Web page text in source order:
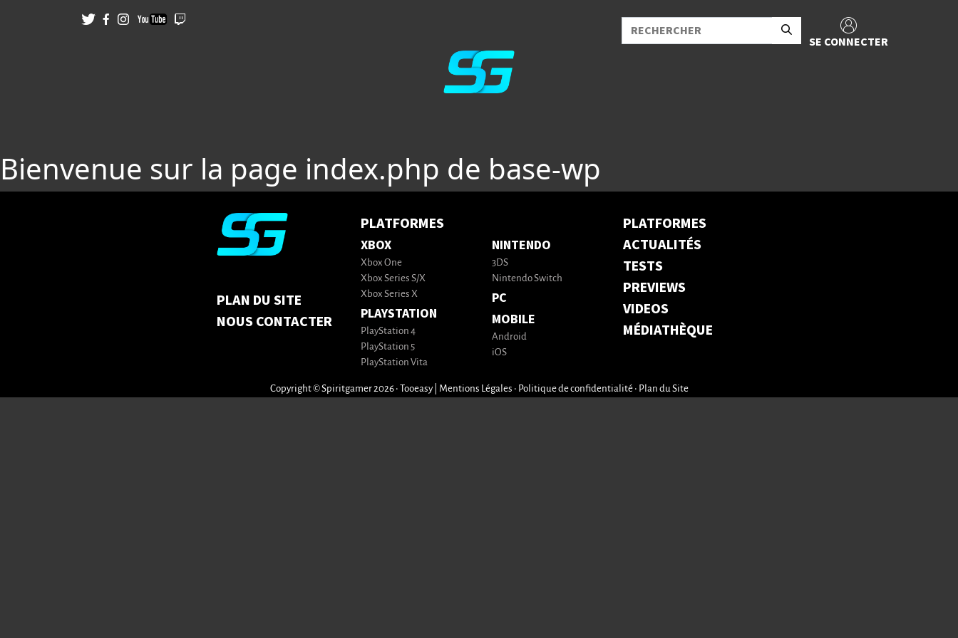
SE CONNECTER
Bienvenue sur la page index.php de base-wp
PLAN DU SITE
NOUS CONTACTER
PLATFORMES
XBOX
Xbox One
Xbox Series S/X
Xbox Series X
PLAYSTATION
PlayStation 4
PlayStation 5
PlayStation Vita
NINTENDO
3DS
Nintendo Switch
PC
MOBILE
Android
iOS
PLATFORMES
ACTUALITÉS
TESTS
PREVIEWS
VIDEOS
MÉDIATHÈQUE
Copyright © Spiritgamer 2026 • Tooeasy Mentions Légales • Politique de confidentialité• Plan du Site